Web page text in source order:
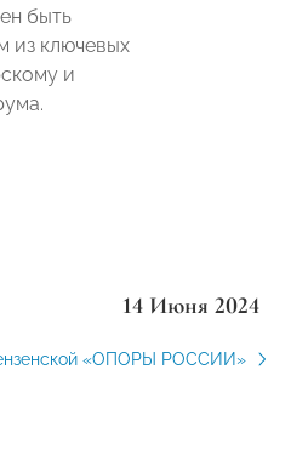
быть
из ключевых
и
14 Июня 2024
«ОПОРЫ РОССИИ»